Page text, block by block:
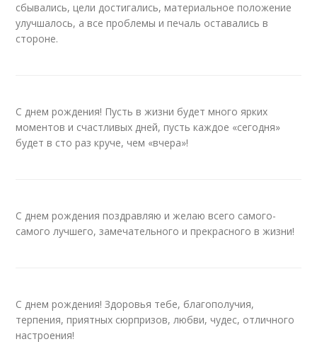
сбывались, цели достигались, материальное положение
улучшалось, а все проблемы и печаль оставались в
стороне.
С днем рождения! Пусть в жизни будет много ярких
моментов и счастливых дней, пусть каждое «сегодня»
будет в сто раз круче, чем «вчера»!
С днем рождения поздравляю и желаю всего самого-
самого лучшего, замечательного и прекрасного в жизни!
С днем рождения! Здоровья тебе, благополучия,
терпения, приятных сюрпризов, любви, чудес, отличного
настроения!